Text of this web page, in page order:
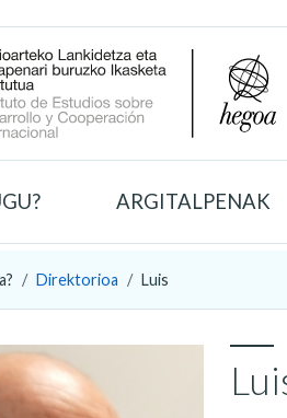
ARGITALPENAK
Direktorioa Luis